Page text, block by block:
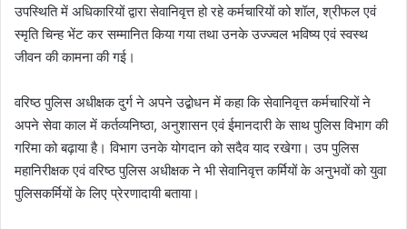
उपस्थिति में अधिकारियों द्वारा सेवानिवृत्त हो रहे कर्मचारियों को शॉल, श्रीफल एवं
स्मृति चिन्ह भेंट कर सम्मानित किया गया तथा उनके उज्ज्वल भविष्य एवं स्वस्थ
जीवन की कामना की गई।
वरिष्ठ पुलिस अधीक्षक दुर्ग ने अपने उद्बोधन में कहा कि सेवानिवृत्त कर्मचारियों ने
अपने सेवा काल में कर्तव्यनिष्ठा, अनुशासन एवं ईमानदारी के साथ पुलिस विभाग की
गरिमा को बढ़ाया है। विभाग उनके योगदान को सदैव याद रखेगा। उप पुलिस
महानिरीक्षक एवं वरिष्ठ पुलिस अधीक्षक ने भी सेवानिवृत्त कर्मियों के अनुभवों को युवा
पुलिसकर्मियों के लिए प्रेरणादायी बताया।